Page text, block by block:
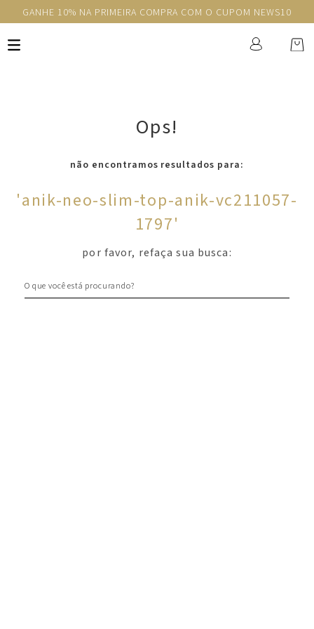
GANHE 10% NA PRIMEIRA COMPRA COM O CUPOM NEWS10
Ops!
não encontramos resultados para:
'anik-neo-slim-top-anik-vc211057-
1797'
por favor, refaça sua busca: